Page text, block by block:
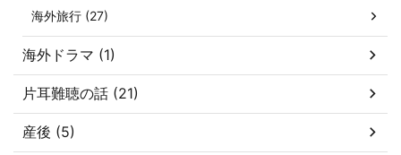
海外旅行 (27)
海外ドラマ (1)
片耳難聴の話 (21)
産後 (5)